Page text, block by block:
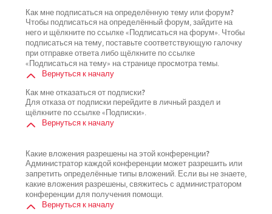
Как мне подписаться на определённую тему или форум?
Чтобы подписаться на определённый форум, зайдите на
него и щёлкните по ссылке «Подписаться на форум». Чтобы
подписаться на тему, поставьте соответствующую галочку
при отправке ответа либо щёлкните по ссылке
«Подписаться на тему» на странице просмотра темы.
Вернуться к началу
Как мне отказаться от подписки?
Для отказа от подписки перейдите в личный раздел и
щёлкните по ссылке «Подписки».
Вернуться к началу
Какие вложения разрешены на этой конференции?
Администратор каждой конференции может разрешить или
запретить определённые типы вложений. Если вы не знаете,
какие вложения разрешены, свяжитесь с администратором
конференции для получения помощи.
Вернуться к началу